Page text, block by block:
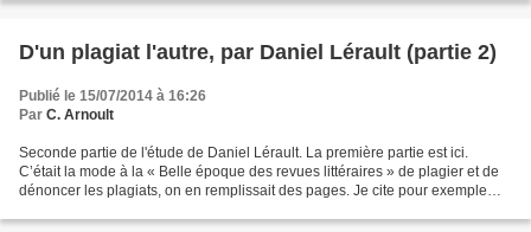
D'un plagiat l'autre, par Daniel Lérault (partie 2)
Publié le 15/07/2014 à 16:26
Par C. Arnoult
Seconde partie de l'étude de Daniel Lérault. La première partie est ici.
C’était la mode à la « Belle époque des revues littéraires » de plagier et de
dénoncer les plagiats, on en remplissait des pages. Je cite pour exemple